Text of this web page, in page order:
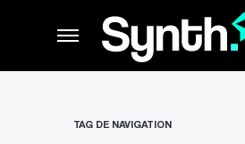
TAG DE NAVIGATION